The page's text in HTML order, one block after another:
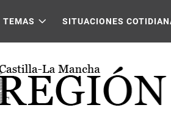
TEMAS SITUACIONES